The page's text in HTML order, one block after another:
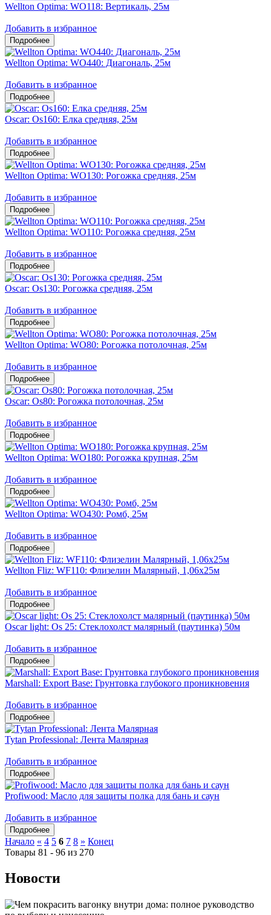
Wellton Optima: WO118: Вертикаль, 25м
Добавить в избранное
Wellton Optima: WO440: Диагональ, 25м
Добавить в избранное
Oscar: Os160: Елка средняя, 25м
Добавить в избранное
Wellton Optima: WO130: Рогожка средняя, 25м
Добавить в избранное
Wellton Optima: WO110: Рогожка средняя, 25м
Добавить в избранное
Oscar: Os130: Рогожка средняя, 25м
Добавить в избранное
Wellton Optima: WO80: Рогожка потолочная, 25м
Добавить в избранное
Oscar: Os80: Рогожка потолочная, 25м
Добавить в избранное
Wellton Optima: WO180: Рогожка крупная, 25м
Добавить в избранное
Wellton Optima: WO430: Ромб, 25м
Добавить в избранное
Wellton Fliz: WF110: Флизелин Малярный, 1,06х25м
Добавить в избранное
Oscar light: Os 25: Стеклохолст малярный (паутинка) 50м
Добавить в избранное
Marshall: Export Base: Грунтовка глубокого проникновения
Добавить в избранное
Tytan Professional: Лента Малярная
Добавить в избранное
Profiwood: Масло для защиты полка для бань и саун
Добавить в избранное
Начало « 4 5 6 7 8 » Конец
Товары 81 - 96 из 270
Новости